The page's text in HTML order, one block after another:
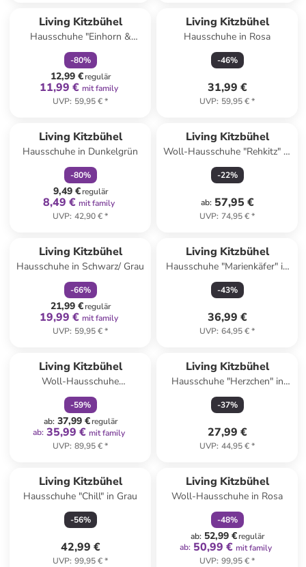
Living Kitzbühel
Hausschuhe "Einhorn &
Regenbogen" in Grau
-80%
12,99 €regulär
11,99 € mit family
UVP: 59,95 €*
Living Kitzbühel
Hausschuhe in Rosa
-46%
31,99 €
UVP: 59,95 €*
Living Kitzbühel
Hausschuhe in Dunkelgrün
-80%
9,49 €regulär
8,49 € mit family
UVP: 42,90 €*
Living Kitzbühel
Woll-Hausschuhe "Rehkitz" in
Rosa
-22%
ab: 57,95 €
UVP: 74,95 €*
Living Kitzbühel
Hausschuhe in Schwarz/ Grau
-66%
21,99 €regulär
19,99 € mit family
UVP: 59,95 €*
Living Kitzbühel
Hausschuhe "Marienkäfer" in
Grau
-43%
36,99 €
UVP: 64,95 €*
Living Kitzbühel
Woll-Hausschuhe
"Gipfelkreuz" in Anthrazit
-59%
ab: 37,99 €regulär
ab: 35,99 € mit family
UVP: 89,95 €*
Living Kitzbühel
Hausschuhe "Herzchen" in
Hellblau
-37%
27,99 €
UVP: 44,95 €*
Living Kitzbühel
Hausschuhe "Chill" in Grau
-56%
42,99 €
UVP: 99,95 €*
Living Kitzbühel
Woll-Hausschuhe in Rosa
-48%
ab: 52,99 €regulär
ab: 50,99 € mit family
UVP: 99,95 €*